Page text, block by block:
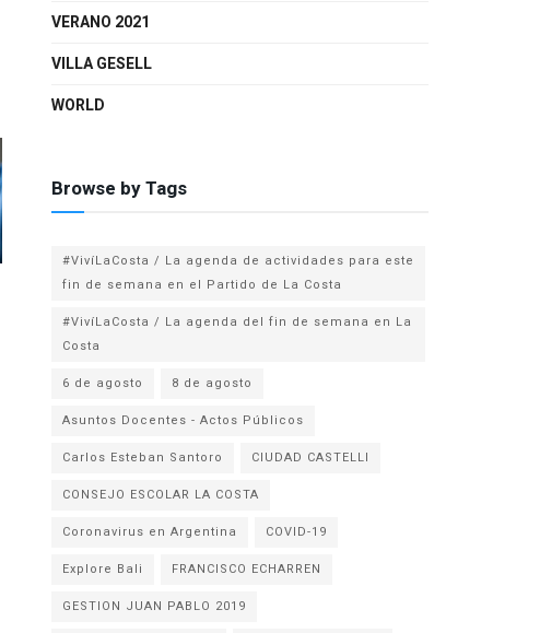
VERANO 2021
VILLA GESELL
WORLD
Browse by Tags
#VivíLaCosta / La agenda de actividades para este
fin de semana en el Partido de La Costa
#VivíLaCosta / La agenda del fin de semana en La
Costa
6 de agosto
8 de agosto
Asuntos Docentes - Actos Públicos
Carlos Esteban Santoro
CIUDAD CASTELLI
CONSEJO ESCOLAR LA COSTA
Coronavirus en Argentina
COVID-19
Explore Bali
FRANCISCO ECHARREN
GESTION JUAN PABLO 2019